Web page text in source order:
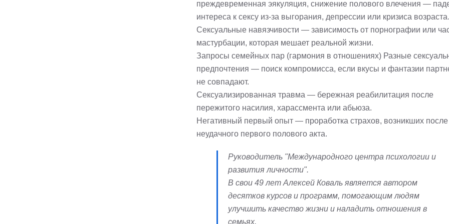
преждевременная эякуляция, cнижение полового влечения —
интереса к сексу из-за выгорания, депрессии или кризиса возраста.
Сексуальные навязчивости — зависимость от порнографии или
мастурбации, которая мешает реальной жизни.
Запросы семейных пар (гармония в отношениях) Разные
предпочтения — поиск компромисса, если вкусы и фантазии
не совпадают.
Сексуализированная травма — бережная реабилитация после
пережитого насилия, харассмента или абьюза.
Негативный первый опыт — проработка страхов, возникших после
неудачного первого полового акта.
Руководитель "Международного центра психологии и
развития личности".
В свои 49 лет Алексей Коваль является автором
десятков курсов и программ, помогающим людям
улучшить качество жизни и наладить отношения в
семьях.